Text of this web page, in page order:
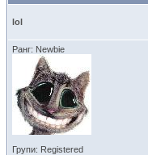
lol
Ранг: Newbie
Групи: Registered